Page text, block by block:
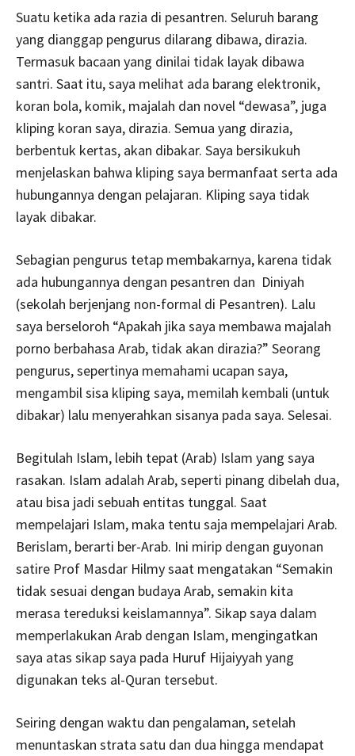
Suatu ketika ada razia di pesantren. Seluruh barang
yang dianggap pengurus dilarang dibawa, dirazia.
Termasuk bacaan yang dinilai tidak layak dibawa
santri. Saat itu, saya melihat ada barang elektronik,
koran bola, komik, majalah dan novel “dewasa”, juga
kliping koran saya, dirazia. Semua yang dirazia,
berbentuk kertas, akan dibakar. Saya bersikukuh
menjelaskan bahwa kliping saya bermanfaat serta ada
hubungannya dengan pelajaran. Kliping saya tidak
layak dibakar.
Sebagian pengurus tetap membakarnya, karena tidak
ada hubungannya dengan pesantren dan Diniyah
(sekolah berjenjang non-formal di Pesantren). Lalu
saya berseloroh “Apakah jika saya membawa majalah
porno berbahasa Arab, tidak akan dirazia?” Seorang
pengurus, sepertinya memahami ucapan saya,
mengambil sisa kliping saya, memilah kembali (untuk
dibakar) lalu menyerahkan sisanya pada saya. Selesai.
Begitulah Islam, lebih tepat (Arab) Islam yang saya
rasakan. Islam adalah Arab, seperti pinang dibelah dua,
atau bisa jadi sebuah entitas tunggal. Saat
mempelajari Islam, maka tentu saja mempelajari Arab.
Berislam, berarti ber-Arab. Ini mirip dengan guyonan
satire Prof Masdar Hilmy saat mengatakan “Semakin
tidak sesuai dengan budaya Arab, semakin kita
merasa tereduksi keislamannya”. Sikap saya dalam
memperlakukan Arab dengan Islam, mengingatkan
saya atas sikap saya pada Huruf Hijaiyyah yang
digunakan teks al-Quran tersebut.
Seiring dengan waktu dan pengalaman, setelah
menuntaskan strata satu dan dua hingga mendapat